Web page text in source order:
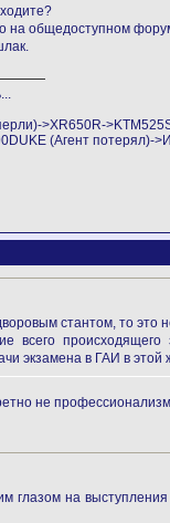
общедоступном
>XR650R-
(Агент
стантом, то это
всего
экзамена в ГАИ в
не
глазом на